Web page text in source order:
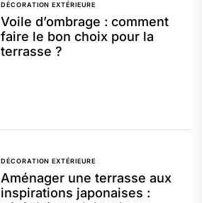
DÉCORATION EXTÉRIEURE
Voile d’ombrage : comment
faire le bon choix pour la
terrasse ?
DÉCORATION EXTÉRIEURE
Aménager une terrasse aux
inspirations japonaises :